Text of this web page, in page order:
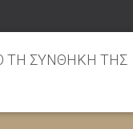
ΤΗ ΣΥΝΘΗΚΗ ΤΗΣ